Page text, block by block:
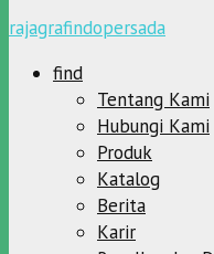
rajagrafindopersada
find
Tentang Kami
Hubungi Kami
Produk
Katalog
Berita
Karir